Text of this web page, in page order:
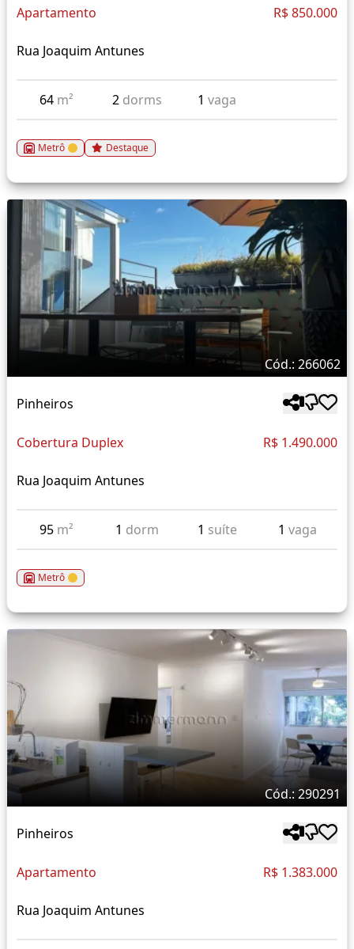
Apartamento R$ 850.000
Rua Joaquim Antunes
64 m² 2 dorms 1vaga
Metrô Destaque
Cód.: 266062
Pinheiros
Cobertura Duplex R$ 1.490.000
Rua Joaquim Antunes
95 m² 1 dorm 1 suíte 1 vaga
Metrô
Cód.: 290291
Pinheiros
Apartamento R$ 1.383.000
Rua Joaquim Antunes